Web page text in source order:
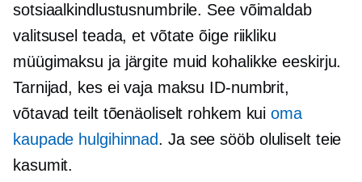
sotsiaalkindlustusnumbrile. See võimaldab
valitsusel teada, et võtate õige riikliku
müügimaksu ja järgite muid kohalikke eeskirju.
Tarnijad, kes ei vaja maksu ID-numbrit,
võtavad teilt tõenäoliselt rohkem kuioma
kaupade hulgihinnad. Ja see sööb oluliselt teie
kasumit.